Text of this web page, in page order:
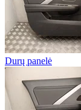
Durų panelė